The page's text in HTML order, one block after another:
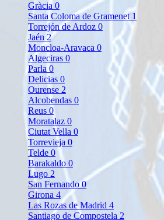
Gràcia 0
Santa Coloma de Gramenet 1
Torrejón de Ardoz 0
Jaén 2
Moncloa-Aravaca 0
Algeciras 0
Parla 0
Delicias 0
Ourense 2
Alcobendas 0
Reus 0
Moratalaz 0
Ciutat Vella 0
Torrevieja 0
Telde 0
Barakaldo 0
Lugo 2
San Fernando0
Girona 4
Las Rozas de Madrid 4
Santiago de Compostela 2